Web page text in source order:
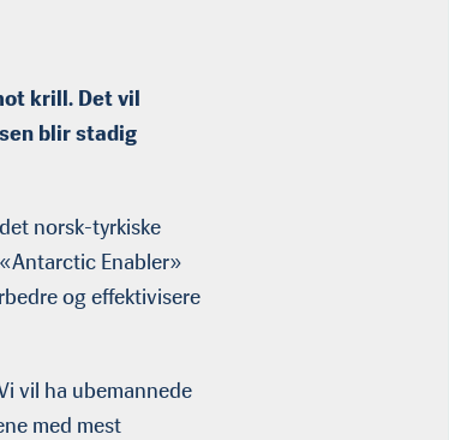
krill. Det vil
blir stadig
norsk-tyrkiske
Enabler»
og effektivisere
vil ha ubemannede
med mest